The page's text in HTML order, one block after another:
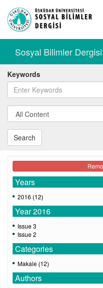
Sosyal Bilimler Dergisi
Keywords
Search
Years
2016 (12)
Year 2016
Issue 3
Issue 2
Categories
Makale (12)
Authors